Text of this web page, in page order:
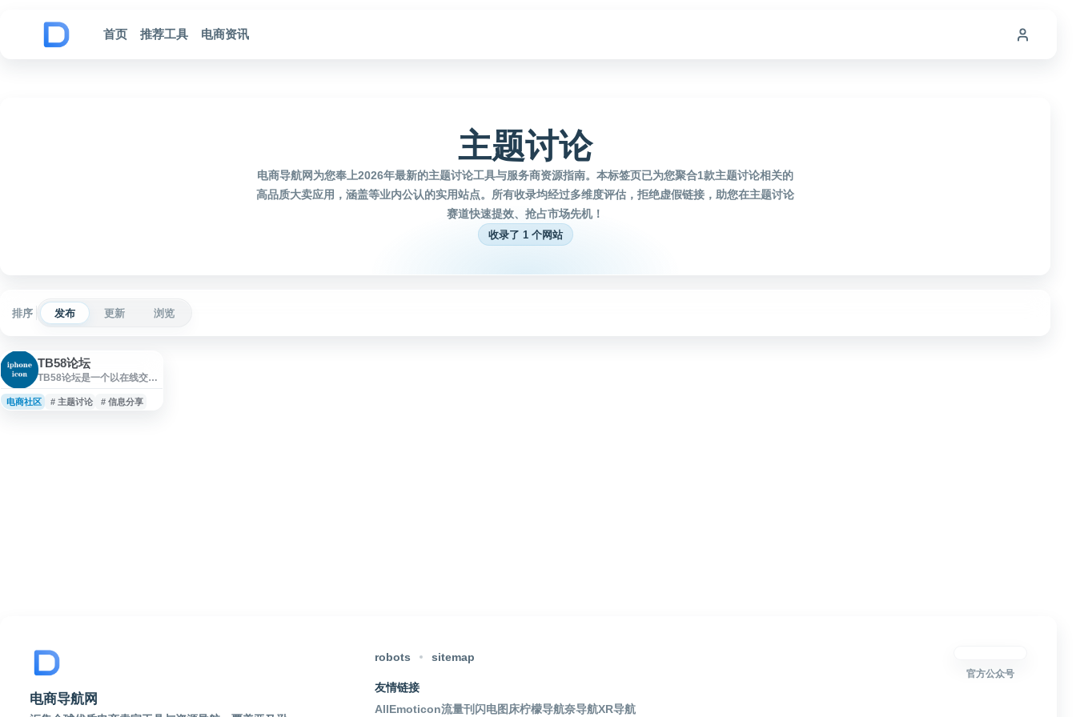
首页
推荐工具 电商资讯
主题讨论
电商导航网为您奉上2026年最新的主题讨论工具与服务商资源指南。本标签页已为您聚合1款主题讨论相关的
高品质大卖应用，涵盖等业内公认的实用站点。所有收录均经过多维度评估，拒绝虚假链接，助您在主题讨论
赛道快速提效、抢占市场先机！
收录了 1 个网站
排序 发布 更新 浏览
TB58论坛
TB58论坛是一个以在线交流
供用户发帖、回复、信息分
享和主题讨论等基础论坛功
电商社区 # 主题讨论 # 信息分享
电商导航网
robots sitemap
友情链接
AllEmoticon流量刊 闪电图床柠檬导航奈导航XR导航
官方公众号